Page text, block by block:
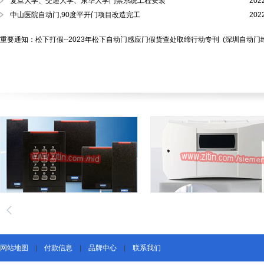
中山医院自动门,90度平开门项目改造完工
重要通知：松下打假--2023年松下自动门感应门假货查处取缔行动专刊 (深圳自动门
网站地图 付款信息 品牌中心 联系我们